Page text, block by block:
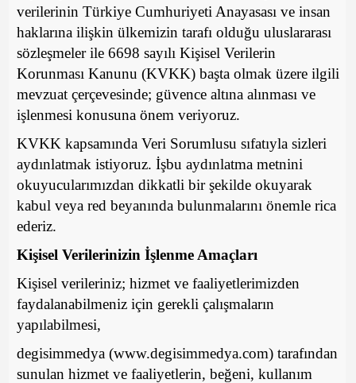
verilerinin Türkiye Cumhuriyeti Anayasası ve insan
haklarına ilişkin ülkemizin tarafı olduğu uluslararası
sözleşmeler ile 6698 sayılı Kişisel Verilerin
Korunması Kanunu (KVKK) başta olmak üzere ilgili
mevzuat çerçevesinde; güvence altına alınması ve
işlenmesi konusuna önem veriyoruz.
KVKK kapsamında Veri Sorumlusu sıfatıyla sizleri
aydınlatmak istiyoruz. İşbu aydınlatma metnini
okuyucularımızdan dikkatli bir şekilde okuyarak
kabul veya red beyanında bulunmalarını önemle rica
ederiz.
Kişisel Verilerinizin İşlenme Amaçları
Kişisel verileriniz; hizmet ve faaliyetlerimizden
faydalanabilmeniz için gerekli çalışmaların
yapılabilmesi,
degisimmedya (www.degisimmedya.com) tarafından
sunulan hizmet ve faaliyetlerin, beğeni, kullanım